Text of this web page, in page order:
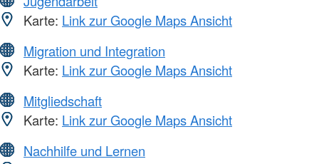
Karte: Link zur Google Maps Ansicht
Migration und Integration
Karte: Link zur Google Maps Ansicht
Mitgliedschaft
Karte: Link zur Google Maps Ansicht
Nachhilfe und Lernen